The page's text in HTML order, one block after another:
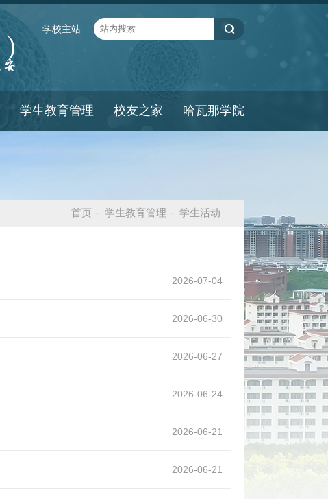
学校主站
学生教育管理 校友之家 哈瓦那学院
首页 - 学生教育管理 - 学生活动
2026-07-04
2026-06-30
2026-06-27
2026-06-24
2026-06-21
2026-06-21